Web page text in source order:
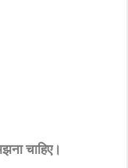
चाहिए।